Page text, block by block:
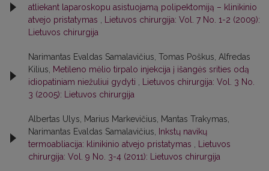
atliekant laparoskopu asistuojamą polipektomiją – klinikinio
atvejo pristatymas
Lietuvos chirurgija: Vol. 7 No. 1-2 (2009):
Lietuvos chirurgija
Narimantas Evaldas Samalavičius, Tomas Poškus, Alfredas
Kilius,
Metileno mėlio tirpalo injekcija į išangės srities odą
idiopatiniam niežuliui gydyti
Lietuvos chirurgija: Vol. 3 No.
3 (2005): Lietuvos chirurgija
Albertas Ulys, Marius Markevičius, Mantas Trakymas,
Narimantas Evaldas Samalavičius,
Inkstų navikų
termoabliacija: klinikinio atvejo pristatymas
Lietuvos
chirurgija: Vol. 9 No. 3-4 (2011): Lietuvos chirurgija